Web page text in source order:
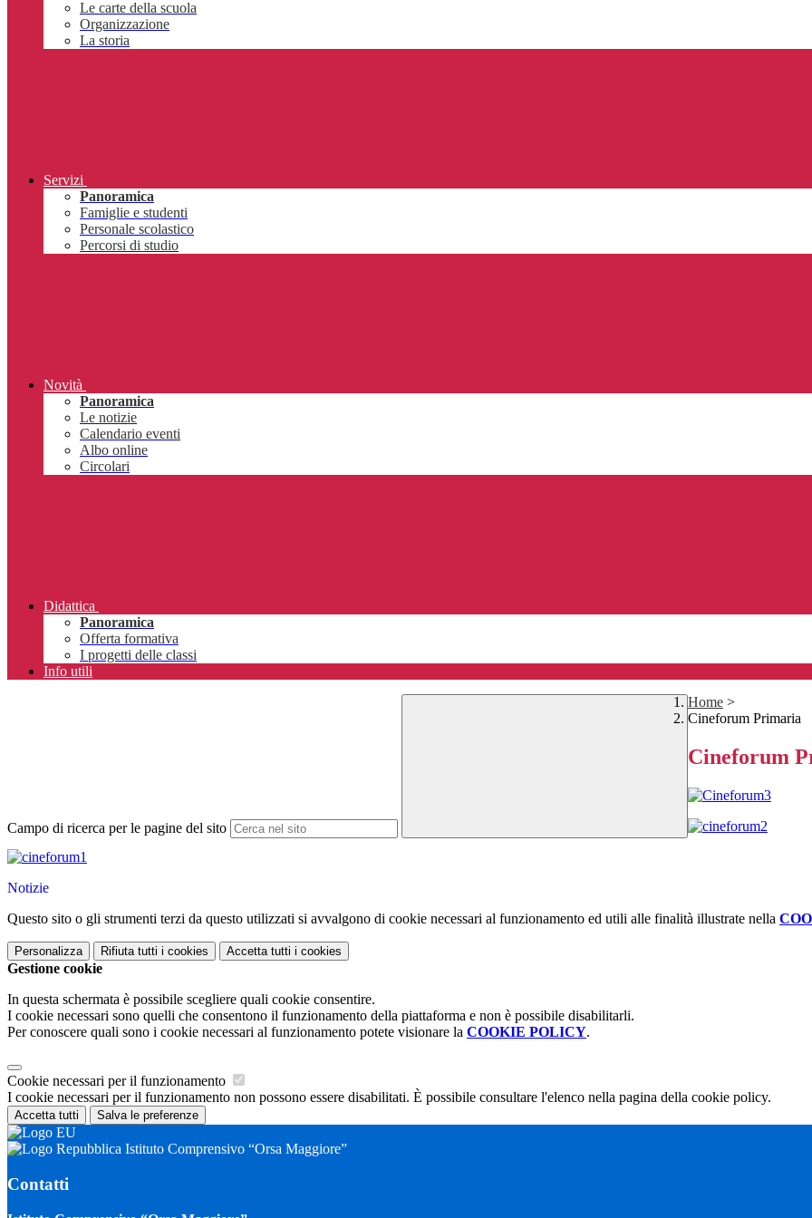
Le carte della scuola
Organizzazione
La storia
Servizi
Panoramica
Famiglie e studenti
Personale scolastico
Percorsi di studio
Novità
Panoramica
Le notizie
Calendario eventi
Albo online
Circolari
Didattica
Panoramica
Offerta formativa
I progetti delle classi
Info utili
Campo di ricerca per le pagine del sito
Home >
Cineforum Primaria
Cineforum
Notizie
Questo sito o gli strumenti terzi da questo utilizzati si avvalgono di cookie necessari al funzionamento ed utili alle finalità illustrate nella
Personalizza Rifiuta tutti i cookies Accetta tutti i cookies
Gestione cookie
In questa schermata è possibile scegliere quali cookie consentire.
I cookie necessari sono quelli che consentono il funzionamento della piattaforma e non è possibile disabilitarli.
Per conoscere quali sono i cookie necessari al funzionamento potete visionare la COOKIE POLICY.
Cookie necessari per il funzionamento
I cookie necessari per il funzionamento non possono essere disabilitati. È possibile consultare l'elenco nella pagina della cookie policy.
Accetta tutti Salva le preferenze
Istituto Comprensivo “Orsa Maggiore”
Contatti